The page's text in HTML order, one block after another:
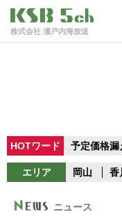
株式会社 瀬戸内海放送
HOTワード 予定価格漏
エリア 岡山 香
ニュース